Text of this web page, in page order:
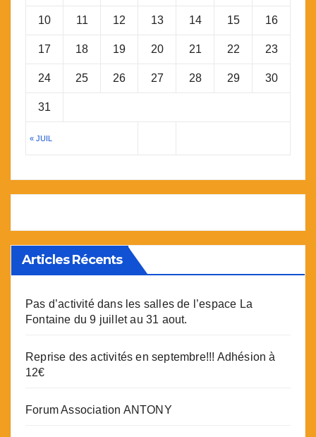
« JUIL
10 11 12 13 14 15 16
17 18 19 20 21 22 23
24 25 26 27 28 29 30
31
Articles Récents
Pas d’activité dans les salles de l’espace La
Fontaine du 9 juillet au 31 aout.
Reprise des activités en septembre!!! Adhésion à
12€
Forum Association ANTONY